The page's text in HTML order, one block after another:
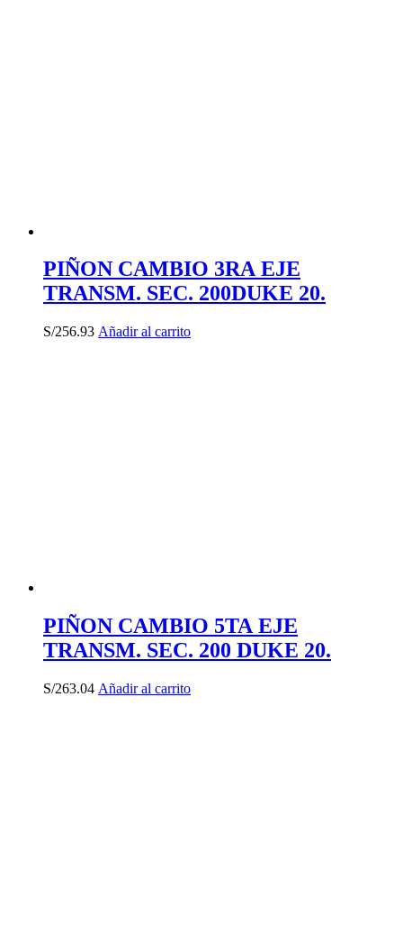
PIÑON CAMBIO 3RA EJE
TRANSM. SEC. 200DUKE 20.
S/256.93 Añadir al carrito
PIÑON CAMBIO 5TA EJE
TRANSM. SEC. 200 DUKE 20.
S/263.04 Añadir al carrito